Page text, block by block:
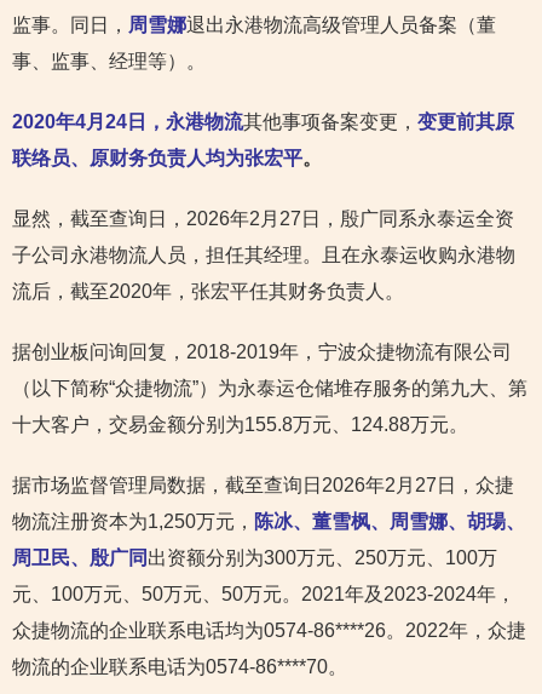
监事。同日， 周雪娜退出永港物流高级管理人员备案（董
事、监事、经理等）。
2020年4月24日，永港物流其他事项备案变更， 变更前其原
联络员、原财务负责人均为张宏平。
显然，截至查询日，2026年2月27日，殷广同系永泰运全资
子公司永港物流人员，担任其经理。且在永泰运收购永港物
流后，截至2020年，张宏平任其财务负责人。
据创业板问询回复，2018-2019年，宁波众捷物流有限公司
（以下简称“众捷物流”）为永泰运仓储堆存服务的第九大、第
十大客户，交易金额分别为155.8万元、124.88万元。
据市场监督管理局数据，截至查询日2026年2月27日，众捷
物流注册资本为1,250万元， 陈冰、董雪枫、周雪娜、胡瑒、
周卫民、殷广同 出资额分别为300万元、250万元、100万
元、100万元、50万元、50万元。2021年及2023-2024年，
众捷物流的企业联系电话均为0574-86****26。2022年，众捷
物流的企业联系电话为0574-86****70。